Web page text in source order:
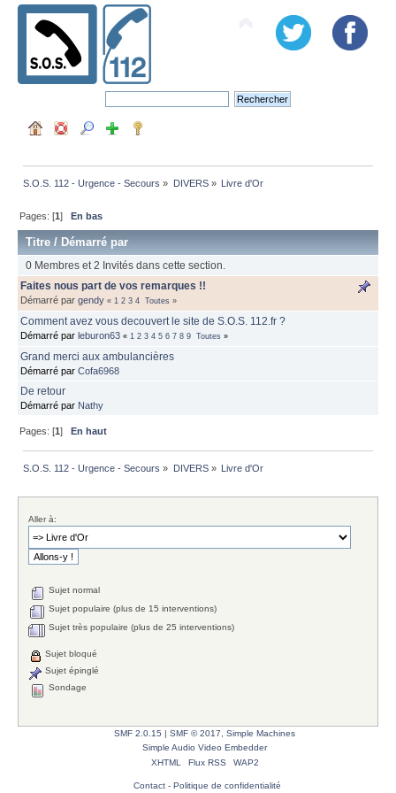
S.O.S. 112 - Urgence - Secours » DIVERS» Livre d'Or
Pages: [1]En bas
Titre /Démarré par
0 Membres et 2 Invités dans cette section.
Faites nous part de vos remarques !!
Démarré par gendy « 1 2 3 4 Toutes »
Comment avez vous decouvert le site de S.O.S. 112.fr ?
Démarré par leburon63 « 1 2 3 4 5 6 7 8 9 Toutes »
Grand merci aux ambulancières
Démarré par Cofa6968
De retour
Démarré par Nathy
Pages: [1]En haut
S.O.S. 112 - Urgence - Secours » DIVERS» Livre d'Or
Aller à:
Sujet normal
Sujet populaire (plus de 15 interventions)
Sujet très populaire (plus de 25 interventions)
Sujet bloqué
Sujet épinglé
Sondage
SMF 2.0.15 SMF © 2017, Simple Machines
Simple Audio Video Embedder
XHTML
Flux RSS WAP2
Contact- Politique de confidentialité